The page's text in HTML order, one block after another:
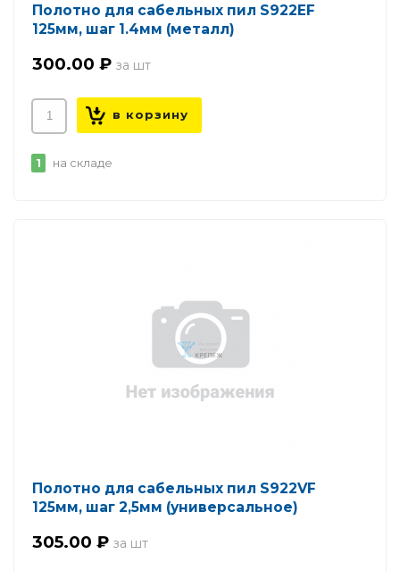
Полотно для сабельных пил S922EF
125мм, шаг 1.4мм (металл)
300.00 ₽
1 на складе
Полотно для сабельных пил S922VF
125мм, шаг 2,5мм (универсальное)
305.00 ₽